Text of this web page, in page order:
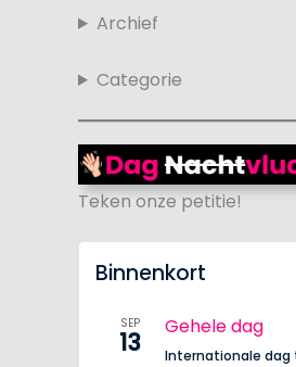
Archief
Categorie
Teken onze petitie!
Binnenkort
SEP
13
Gehele dag
Internationale dag